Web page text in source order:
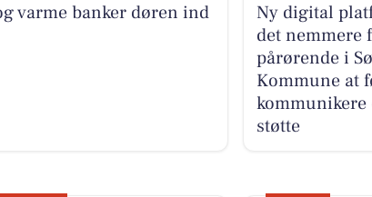
varme banker døren ind
Ny digital
det nemmere
pårørende i
Kommune at
støtte